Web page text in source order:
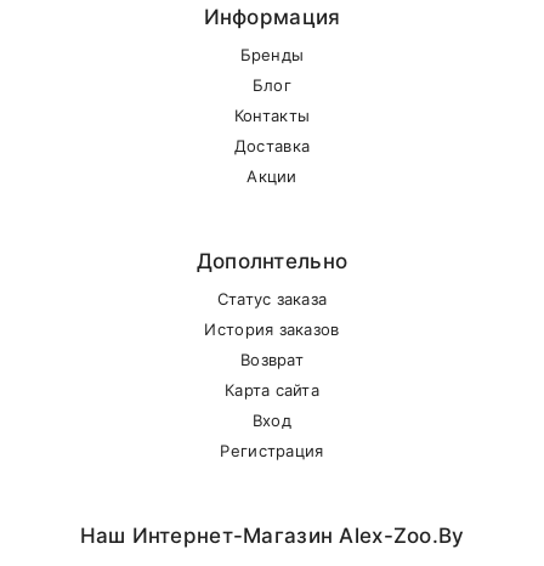
Информация
Бренды
Блог
Контакты
Доставка
Акции
Дополнтельно
Статус заказа
История заказов
Возврат
Карта сайта
Вход
Регистрация
Наш Интернет-Магазин Alex-Zoo.by